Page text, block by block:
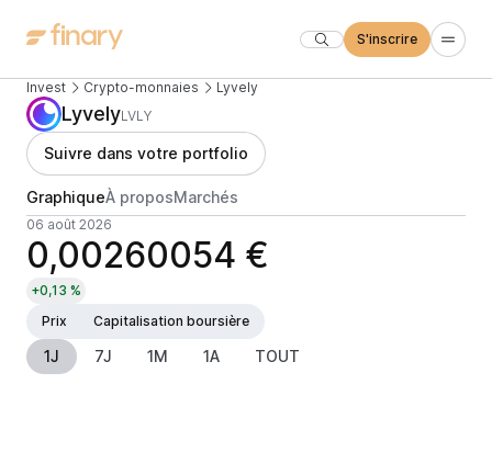
S'inscrire
Invest Crypto-monnaies Lyvely
LyvelyLVLY
Suivre dans votre portfolio
GraphiqueÀ proposMarchés
06 août 2026
0,00260054 €
+0,13 %
Prix
Capitalisation boursière
1J 7J 1M 1A TOUT